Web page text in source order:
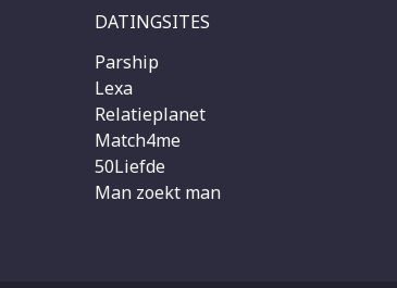
DATINGSITES
Parship
Lexa
Relatieplanet
Match4me
50Liefde
Man zoekt man